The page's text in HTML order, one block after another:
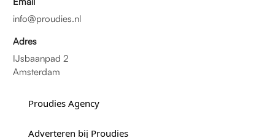
info@proudies.nl
Adres
IJsbaanpad 2
Amsterdam
Proudies Agency
Adverteren bij Proudies